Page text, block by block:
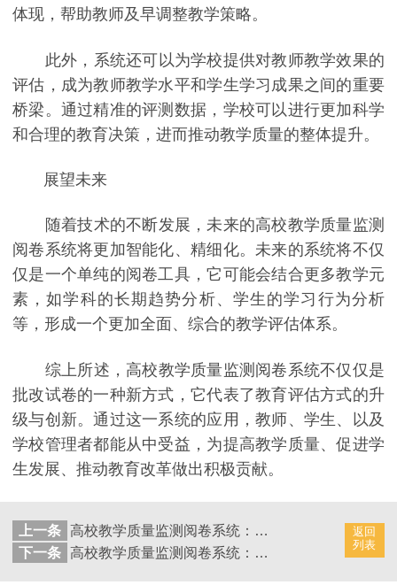
体现，帮助教师及早调整教学策略。
此外，系统还可以为学校提供对教师教学效果的
评估，成为教师教学水平和学生学习成果之间的重要
桥梁。通过精准的评测数据，学校可以进行更加科学
和合理的教育决策，进而推动教学质量的整体提升。
展望未来
随着技术的不断发展，未来的高校教学质量监测
阅卷系统将更加智能化、精细化。未来的系统将不仅
仅是一个单纯的阅卷工具，它可能会结合更多教学元
素，如学科的长期趋势分析、学生的学习行为分析
等，形成一个更加全面、综合的教学评估体系。
综上所述，高校教学质量监测阅卷系统不仅仅是
批改试卷的一种新方式，它代表了教育评估方式的升
级与创新。通过这一系统的应用，教师、学生、以及
学校管理者都能从中受益，为提高教学质量、促进学
生发展、推动教育改革做出积极贡献。
返回
列表
上一条
高校教学质量监测阅卷系统：高效实现考试成绩录入过程
下一条
高校教学质量监测阅卷系统：高效实现试卷批改流程